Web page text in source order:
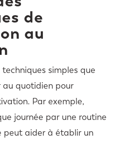
de
au
simples que
au quotidien pour
Par exemple,
journée par une routine
peut aider à établir un